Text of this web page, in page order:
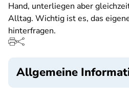
Hand, unterliegen aber
Alltag. Wichtig ist es, das
hinterfragen.
Allgemeine